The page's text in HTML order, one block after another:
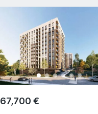
67,700 €